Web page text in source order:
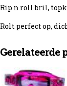
Rip n roll bril,
Rolt perfect op,
Gerelateerde